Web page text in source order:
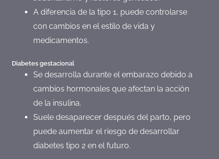
A diferencia de la tipo 1, puede controlarse
con cambios en el estilo de vida y
medicamentos.
Diabetes gestacional
Se desarrolla durante el embarazo debido a
cambios hormonales que afectan la acción
de la insulina.
Suele desaparecer después del parto, pero
puede aumentar el riesgo de desarrollar
diabetes tipo 2 en el futuro.